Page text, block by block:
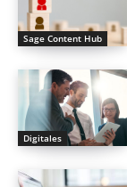
Sage Content Hub
Digitales